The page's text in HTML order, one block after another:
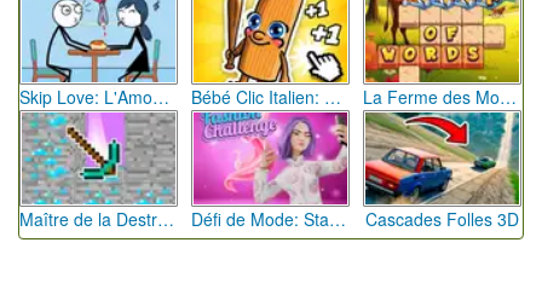
Skip Love: L'Amour en Péril Bébé Clic Italien: La Folie des Petits Bambins La Ferme des Mots - Cultivez votre Vocabulaire
Maître de la Destruction: Fusion de Pioches Défi de Mode: Star du Podium Cascades Folles 3D